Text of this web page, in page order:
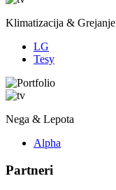
Klimatizacija & Grejanje
LG
Tesy
Nega & Lepota
Alpha
Partneri